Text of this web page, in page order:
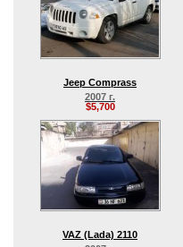
Jeep Comprass
2007 г.
$5,700
VAZ (Lada) 2110